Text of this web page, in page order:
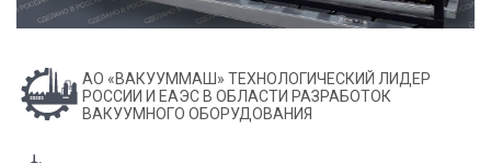
АО «ВАКУУММАШ» ТЕХНОЛОГИЧЕСКИЙ ЛИДЕР
РОССИИ И ЕАЭС В ОБЛАСТИ РАЗРАБОТОК
ВАКУУМНОГО ОБОРУДОВАНИЯ